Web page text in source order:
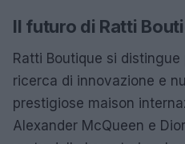
Il futuro di Ratti
Ratti Boutique si
ricerca di innovazione e
prestigiose maison
Alexander McQueen e